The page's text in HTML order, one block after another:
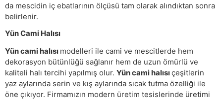
da mescidin iç ebatlarının ölçüsü tam olarak alındıktan sonra
belirlenir.
Yün Cami Halısı
Yün cami halısı modelleri ile cami ve mescitlerde hem
dekorasyon bütünlüğü sağlanır hem de uzun ömürlü ve
kaliteli halı tercihi yapılmış olur. Yün cami halısıçeşitlerin
yaz aylarında serin ve kış aylarında sıcak tutma özelliği ile
öne çıkıyor. Firmamızın modern üretim tesislerinde üretimi